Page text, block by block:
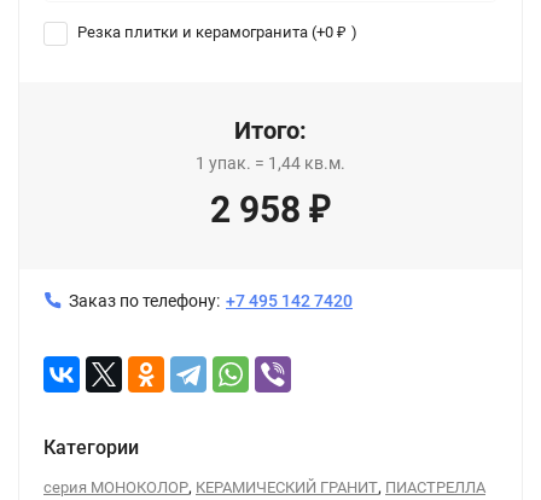
Резка плитки и керамогранита (+0 ₽ )
Итого:
1 упак. = 1,44 кв.м.
2 958 ₽
Заказ по телефону: +7 495 142 7420
Категории
серия МОНОКОЛОР, КЕРАМИЧЕСКИЙ ГРАНИТ, ПИАСТРЕЛЛА